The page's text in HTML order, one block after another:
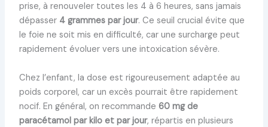
prise, à renouveler toutes les 4 à 6 heures, sans jamais
dépasser 4 grammes par jour. Ce seuil crucial évite que
le foie ne soit mis en difficulté, car une surcharge peut
rapidement évoluer vers une intoxication sévère.
Chez l’enfant, la dose est rigoureusement adaptée au
poids corporel, car un excès pourrait être rapidement
nocif. En général, on recommande 60 mg de
paracétamol par kilo et par jour, répartis en plusieurs